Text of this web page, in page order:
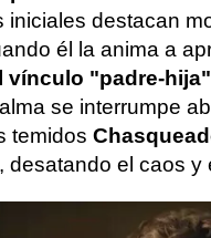
iniciales destacan
él la anima a
vínculo "padre-
se interrumpe
temidos
desatando el caos y